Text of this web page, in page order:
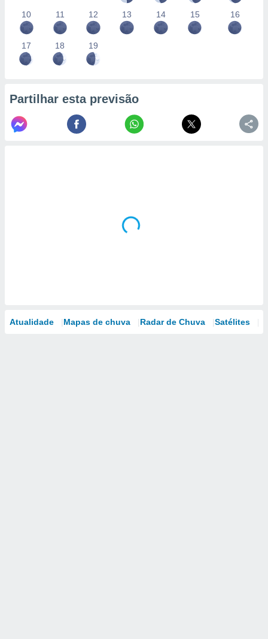
10 11 12 13 14 15 16
17 18 19
Partilhar esta previsão
Atualidade Mapas de chuva Radar de Chuva Satélites